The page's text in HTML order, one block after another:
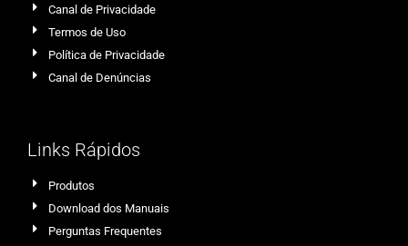
Canal de Privacidade
Termos de Uso
Política de Privacidade
Canal de Denúncias
Links Rápidos
Produtos
Download dos Manuais
Perguntas Frequentes